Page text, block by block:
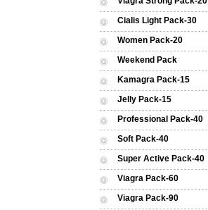
Cialis Light Pack-30
Women Pack-20
Weekend Pack
Kamagra Pack-15
Jelly Pack-15
Professional Pack-40
Soft Pack-40
Super Active Pack-40
Viagra Pack-60
Viagra Pack-90